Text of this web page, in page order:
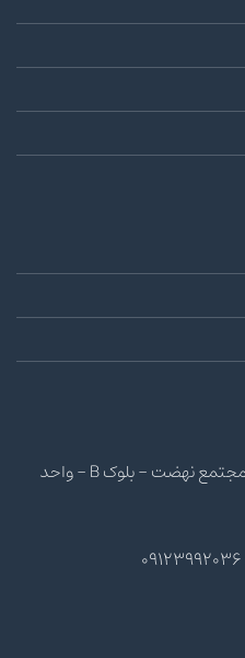
آدرس : سمنان - چهار راه ورزش - مجتمع نهضت - بلوک B - واحد